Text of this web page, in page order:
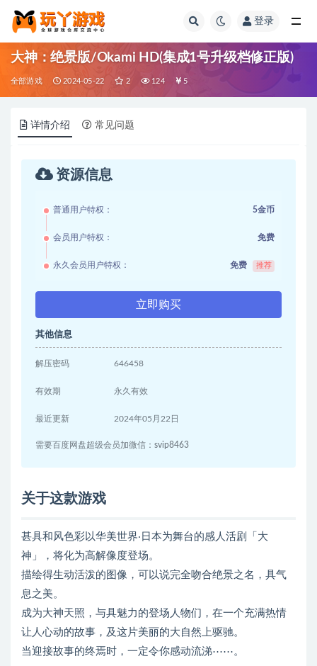
登录
大神：绝景版/Okami HD(集成1号升级档修正版)
全部游戏 2024-05-22 2 124 5
详情介绍 常见问题
资源信息
普通用户特权： 5金币
会员用户特权： 免费
永久会员用户特权： 免费 推荐
立即购买
其他信息
解压密码 646458
有效期 永久有效
最近更新 2024年05月22日
需要百度网盘超级会员加微信：svip8463
关于这款游戏
甚具和风色彩以华美世界‧日本为舞台的感人活剧「大
神」，将化为高解像度登场。
描绘得生动活泼的图像，可以说完全吻合绝景之名，具气
息之美。
成为大神天照，与具魅力的登场人物们，在一个充满热情
让人心动的故事，及这片美丽的大自然上驱驰。
当迎接故事的终焉时，一定令你感动流涕⋯⋯。